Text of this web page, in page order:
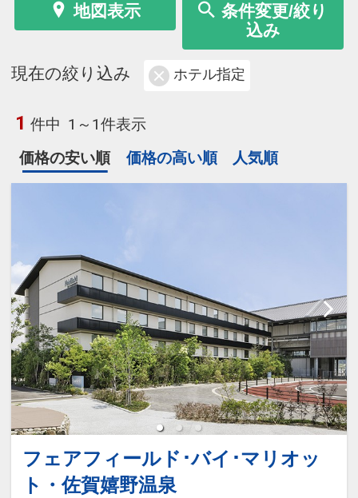
地図表示
条件変更/絞り
込み
現在の絞り込み ホテル指定
1 件中 1～1件表示
価格の安い順
価格の高い順 人気順
フェアフィールド･バイ･マリオッ
ト・佐賀嬉野温泉